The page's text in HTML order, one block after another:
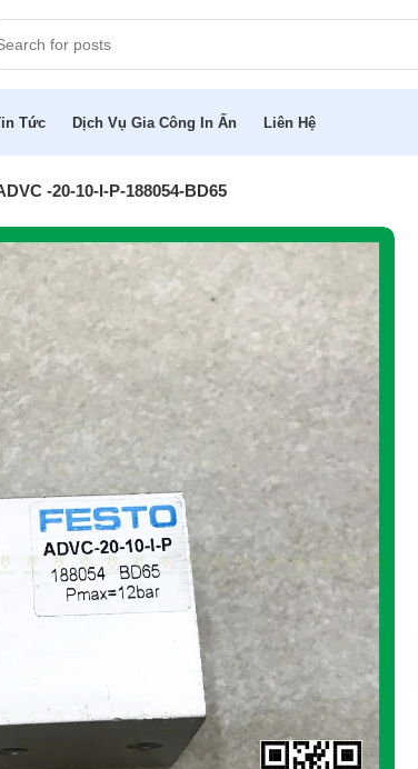
Tức Dịch Vụ Gia Công In Ấn Liên Hệ
-20-10-I-P-188054-BD65